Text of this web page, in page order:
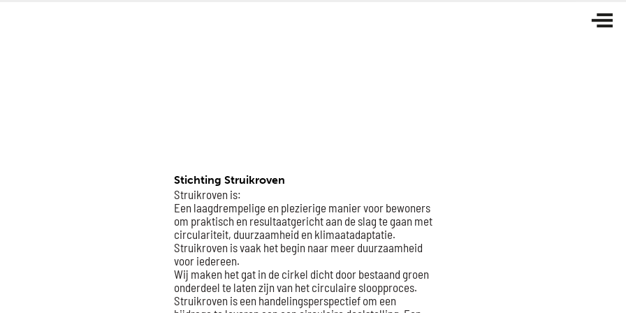
Stichting Struikroven
Struikroven is:
Een laagdrempelige en plezierige manier voor bewoners
om praktisch en resultaatgericht aan de slag te gaan met
circulariteit, duurzaamheid en klimaatadaptatie.
Struikroven is vaak het begin naar meer duurzaamheid
voor iedereen.
Wij maken het gat in de cirkel dicht door bestaand groen
onderdeel te laten zijn van het circulaire sloopproces.
Struikroven is een handelingsperspectief om een